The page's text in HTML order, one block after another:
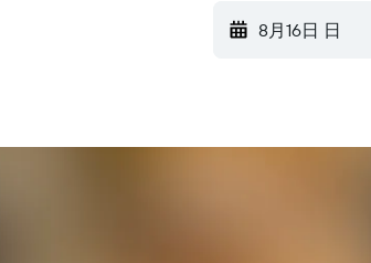
8月16日 日